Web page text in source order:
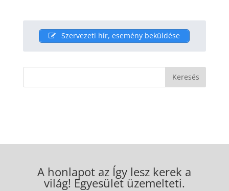
Szervezeti hír, esemény beküldése
A honlapot az Így lesz kerek a
világ! Egyesület üzemelteti.